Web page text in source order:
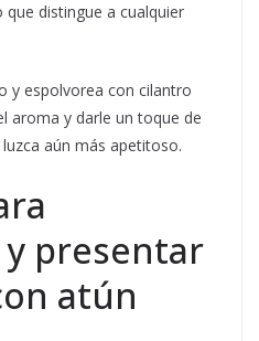
distingue a cualquier
y espolvorea con cilantro
aroma y darle un toque de
aún más apetitoso.
presentar
atún